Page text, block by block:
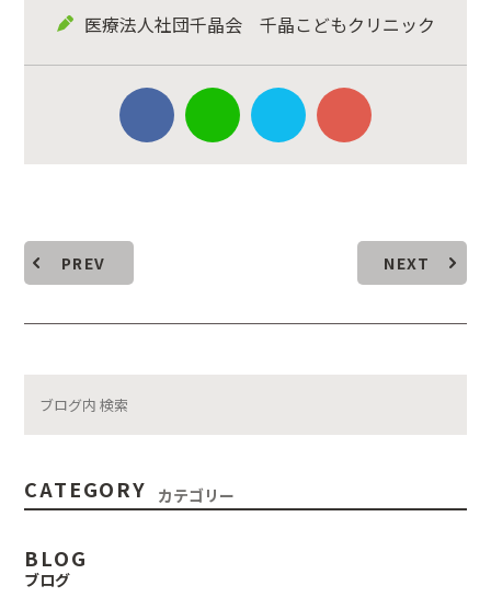
医療法人社団千晶会 千晶こどもクリニック
PREV NEXT
CATEGORY カテゴリー
BLOG
ブログ